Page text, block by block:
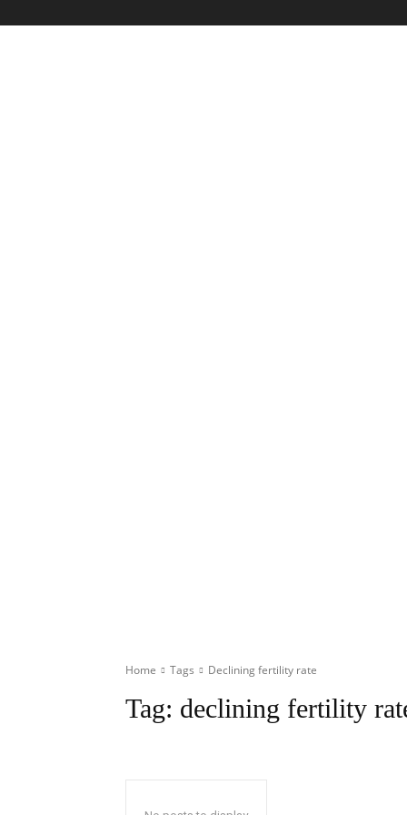
Home Tags Declining fertility rate
Tag: declining fertility